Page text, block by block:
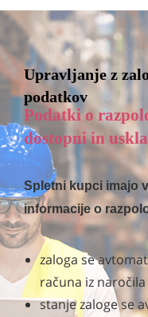
Upravljanje z
podatkov
Podatki o
dostopni in
Spletni kupci imajo
informacije o
zaloga se
računa iz
stanje zaloge se